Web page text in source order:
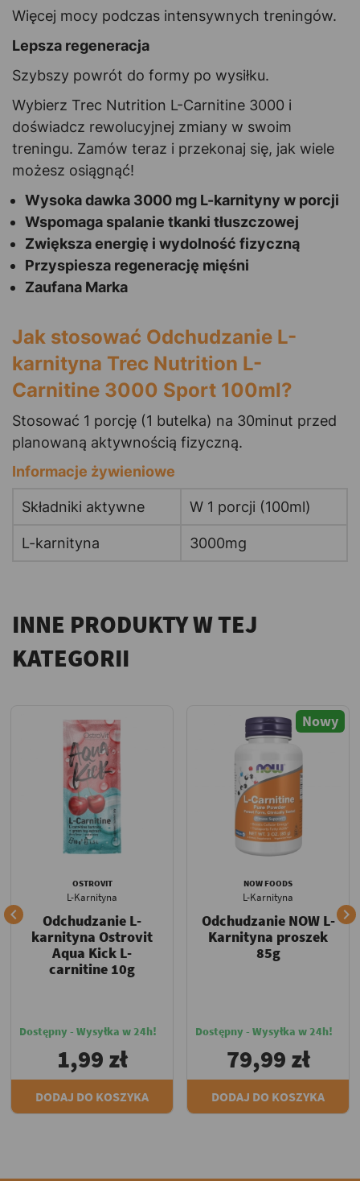
Więcej mocy podczas intensywnych treningów.
Lepsza regeneracja
Szybszy powrót do formy po wysiłku.
Wybierz Trec Nutrition L-Carnitine 3000 i
doświadcz rewolucyjnej zmiany w swoim
treningu. Zamów teraz i przekonaj się, jak wiele
możesz osiągnąć!
Wysoka dawka 3000 mg L-karnityny w porcji
Wspomaga spalanie tkanki tłuszczowej
Zwiększa energię i wydolność fizyczną
Przyspiesza regenerację mięśni
Zaufana Marka
Jak stosować Odchudzanie L-
karnityna Trec Nutrition L-
Carnitine 3000 Sport 100ml?
Stosować 1 porcję (1 butelka) na 30minut przed
planowaną aktywnością fizyczną.
Informacje żywieniowe
Składniki aktywne W 1 porcji (100ml)
L-karnityna 3000mg
INNE PRODUKTY W TEJ
KATEGORII

OSTROVIT
L-Karnityna
Odchudzanie L-
karnityna Ostrovit
Aqua Kick L-
carnitine 10g
Dostępny - Wysyłka w 24h!
1,99 zł
DODAJ DO KOSZYKA
Nowy
NOW FOODS
L-Karnityna
Odchudzanie NOW L-
Karnityna proszek
85g
Dostępny - Wysyłka w 24h!
79,99 zł
DODAJ DO KOSZYKA
